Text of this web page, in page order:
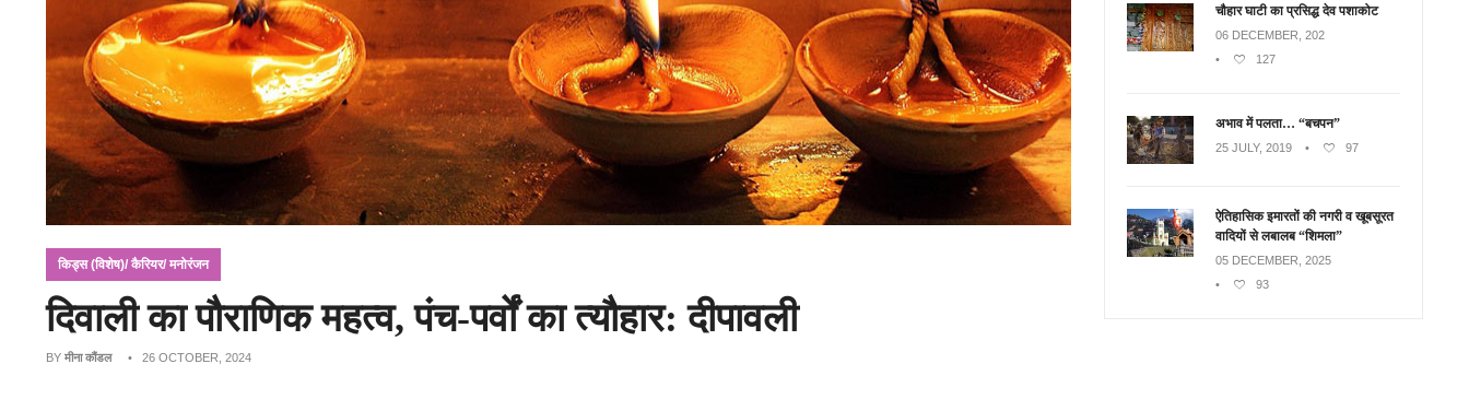
किड्स (विशेष)/ कैरियर/ मनोरंजन
दिवाली का पौराणिक महत्व, पंच-पर्वों का त्‍यौहार: दीपावली
BY मीना कौंडल • 26 OCTOBER, 2024
चौहार घाटी का प्रसिद्ध देव पशाकोट
06 DECEMBER, 202
•
127
अभाव में पलता… “बचपन”
25 JULY, 2019 • 97
ऐतिहासिक इमारतों की नगरी व खूबसूरत
वादियों से लबालब “शिमला”
05 DECEMBER, 2025
•
93